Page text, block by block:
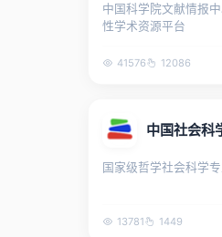
中国科学院文献情报
性学术资源平台
41576 12086
中国社会科
国家级哲学社会科学
13781 1449